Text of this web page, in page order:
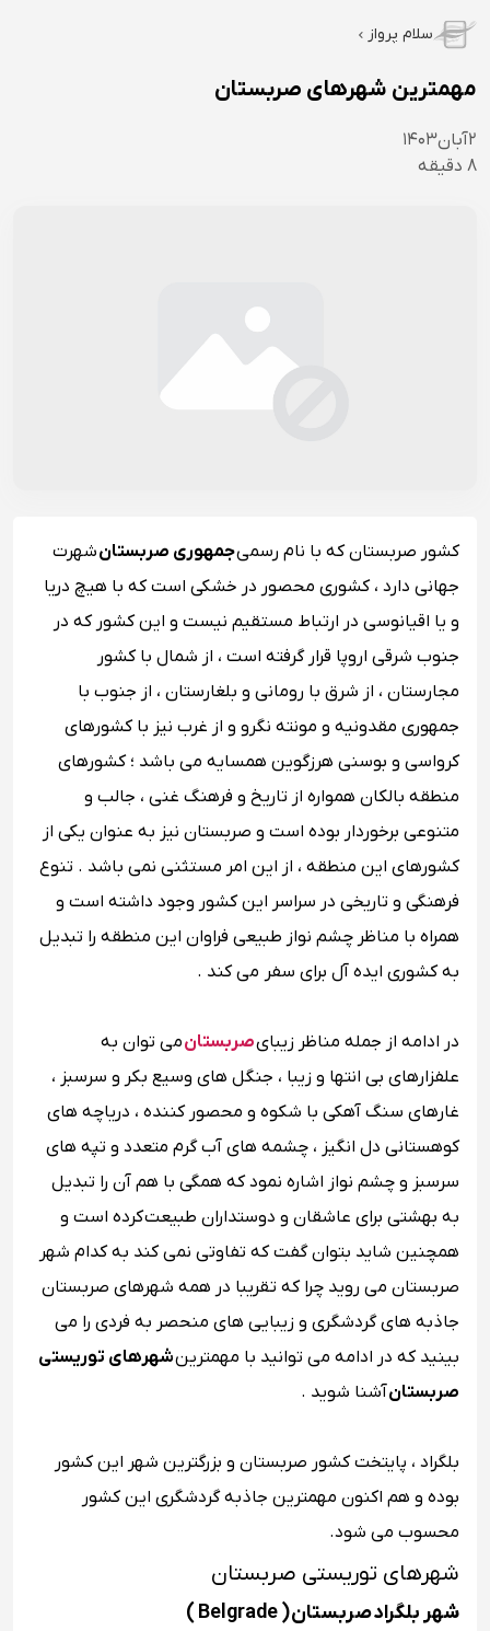
سلام پرواز
مهمترین شهرهای صربستان
۲آبان۱۴۰۳
8 دقیقه
کشور صربستان که با نام رسمیجمهوری صربستانشهرت
جهانی دارد ، کشوری محصور در خشکی است که با هیچ دریا
و یا اقیانوسی در ارتباط مستقیم نیست و این کشور که در
جنوب شرقی اروپا قرار گرفته است ، از شمال با کشور
مجارستان ، از شرق با رومانی و بلغارستان ، از جنوب با
جمهوری مقدونیه و مونته ‌نگرو و از غرب نیز با کشورهای
کرواسی و بوسنی هرزگوین همسایه می باشد ؛ کشورهای
منطقه بالکان همواره از تاریخ و فرهنگ غنی ، جالب و
متنوعی برخوردار بوده است و صربستان نیز به عنوان یکی از
کشورهای این منطقه ، از این امر مستثنی نمی باشد . تنوع
فرهنگی و تاریخی در سراسر این کشور وجود داشته است و
همراه با مناظر چشم ‌نواز طبیعی فراوان این منطقه را تبدیل
به کشوری ایده ‌آل برای سفر می ‌کند .
در ادامه از جمله مناظر زیبایصربستانمی ‌توان به
علفزارهای بی‌ انتها و زیبا ، جنگل ‌های وسیع بکر و سرسبز ،
غارهای سنگ آهکی با شکوه و محصور کننده ، دریاچه ‌های
کوهستانی دل ‌انگیز ، چشمه‌ های آب گرم متعدد و تپه‌ های
سرسبز و چشم ‌نواز اشاره نمود که همگی با هم آن را تبدیل
به بهشتی برای عاشقان و دوستداران طبیعت کرده است و
همچنین شاید بتوان گفت که تفاوتی نمی ‌کند به کدام شهر
صربستان می روید چرا که تقریبا در همه شهرهای صربستان
جاذبه های گردشگری و زیبایی ‌های منحصر به فردی را می
بینید که در ادامه می ‌توانید با مهمترینشهرهای توریستی
صربستانآشنا شوید .
بلگراد ، پایتخت کشور صربستان و بزرگترین شهر این کشور
بوده و هم اکنون مهمترین جاذبه گردشگری این کشور
محسوب می شود.
شهرهای توریستی صربستان
شهر بلگراد صربستان ( ‌Belgrade )